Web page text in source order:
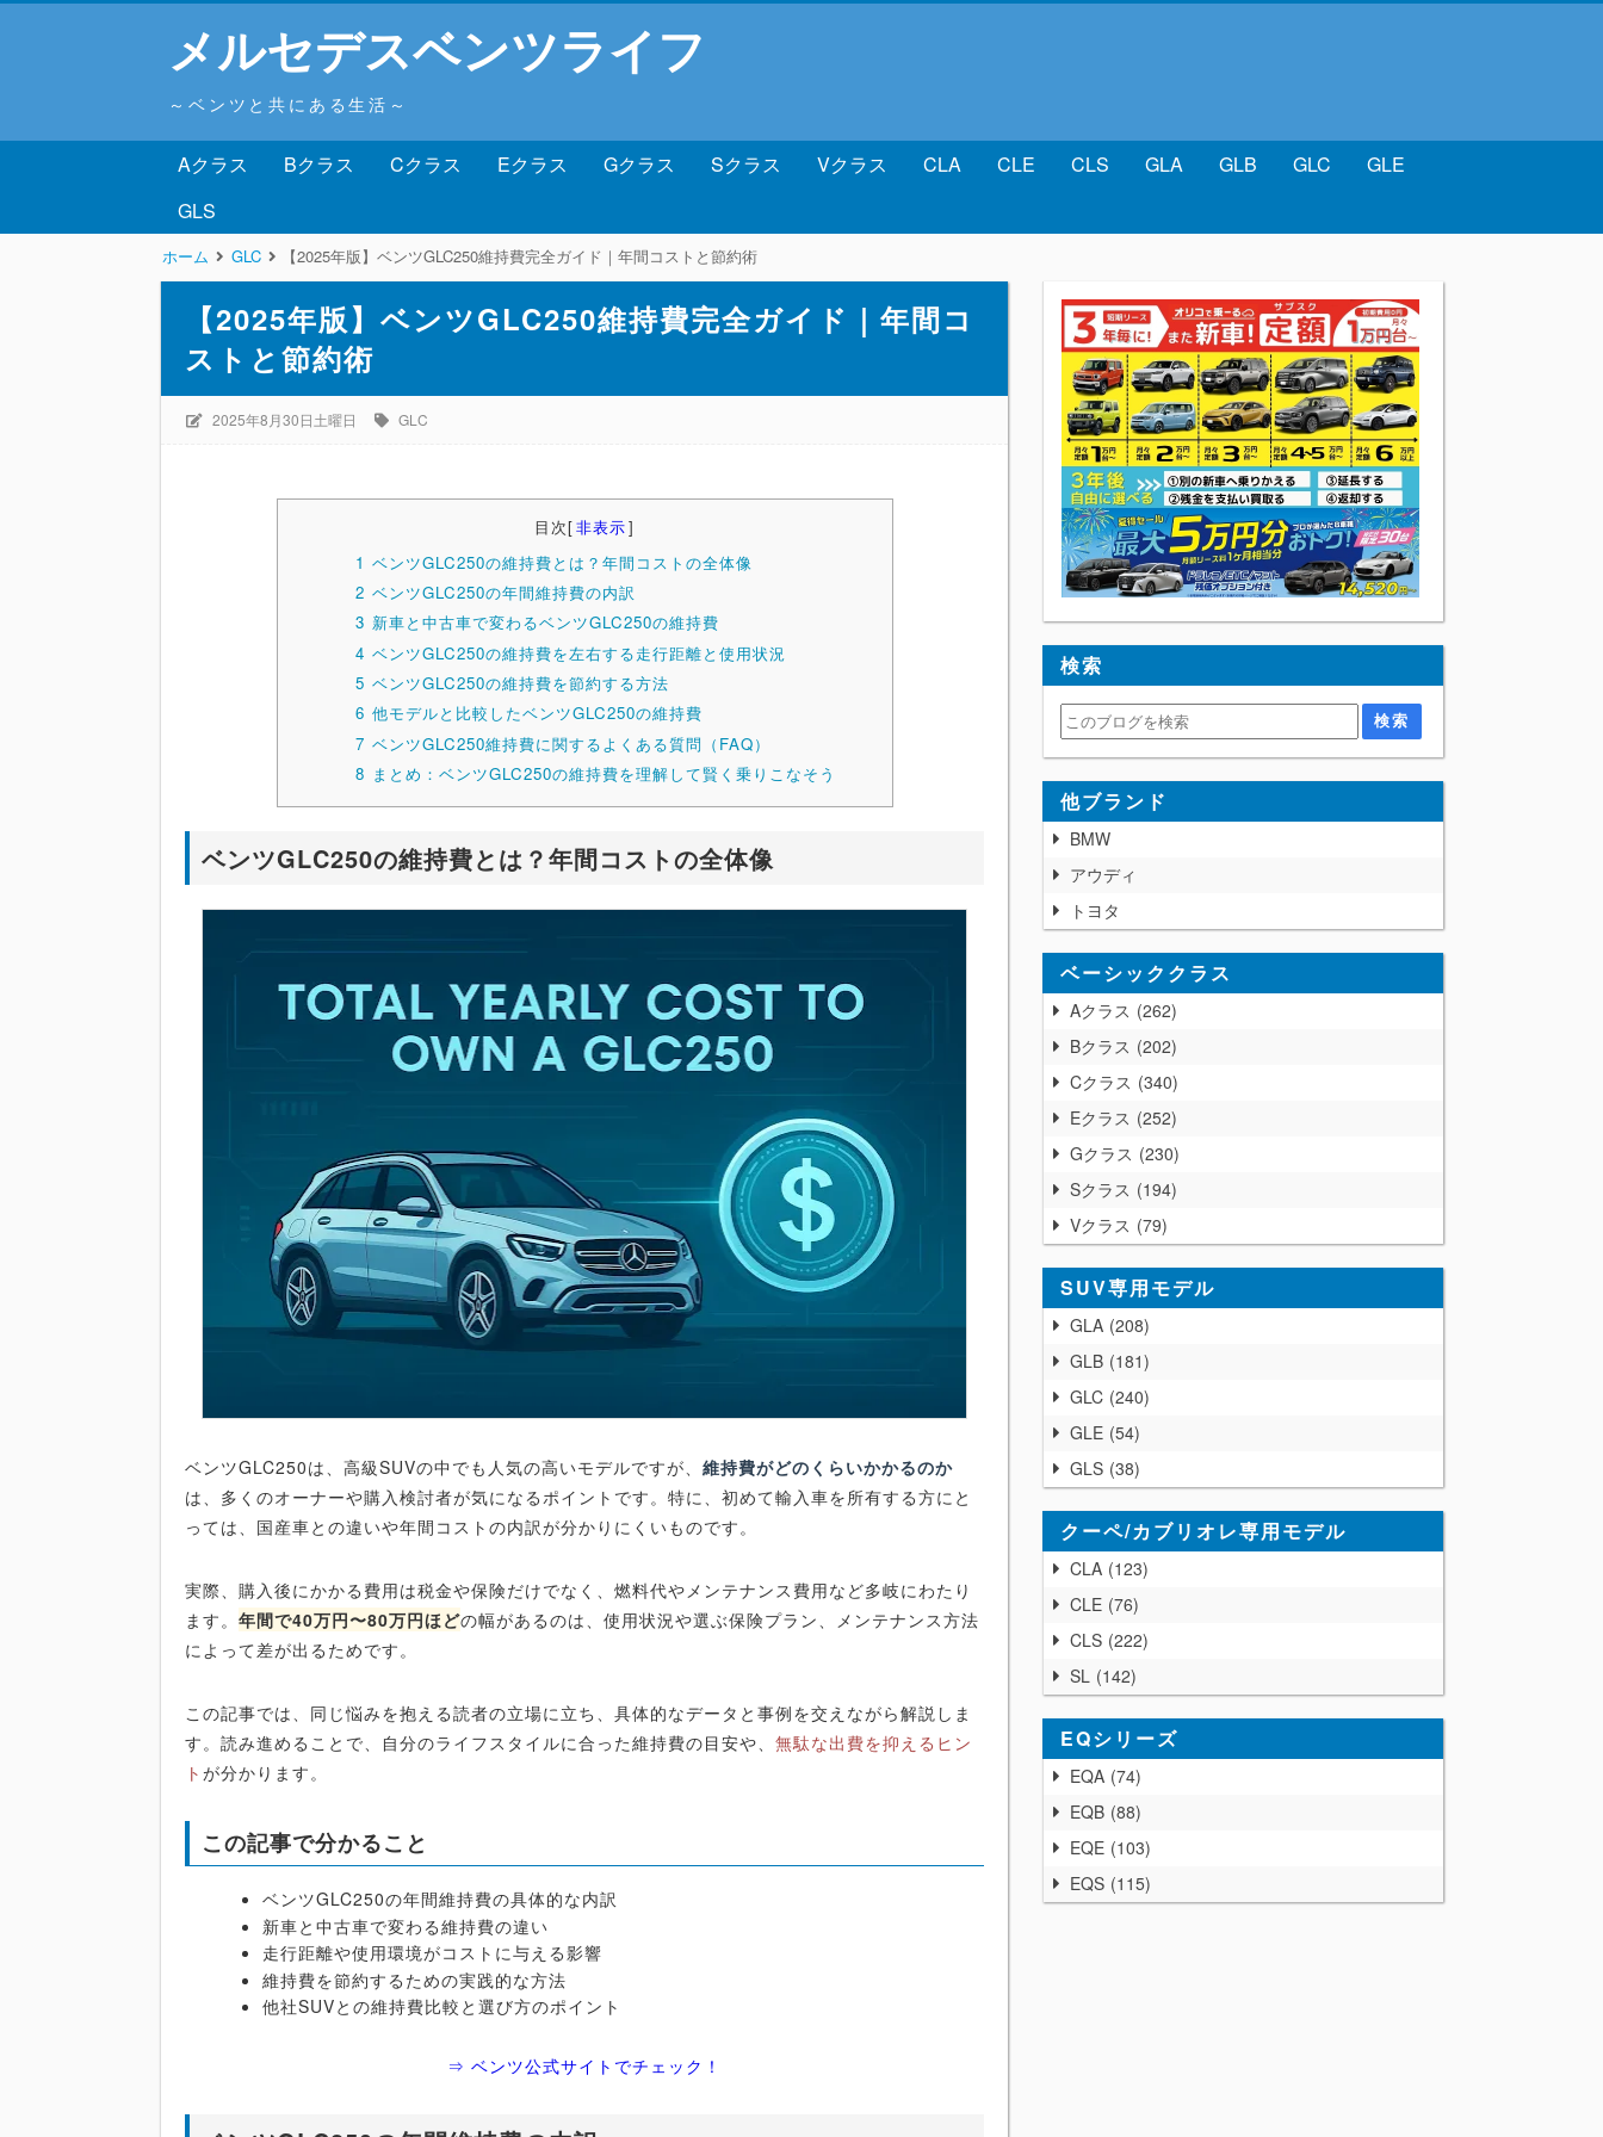
メルセデスベンツライフ
～ベンツと共にある生活～
Aクラス Bクラス Cクラス Eクラス Gクラス Sクラス Vクラス CLA CLE CLS GLA GLB GLC
GLE
GLS
ホーム GLC 【2025年版】ベンツGLC250維持費完全ガイド｜年間コストと節約術
【2025年版】ベンツGLC250維持費完全ガイド｜年間コ
ストと節約術
2025年8月30日土曜日 GLC
目次[非表示]
1 ベンツGLC250の維持費とは？年間コストの全体像
2 ベンツGLC250の年間維持費の内訳
3 新車と中古車で変わるベンツGLC250の維持費
4 ベンツGLC250の維持費を左右する走行距離と使用状況
5 ベンツGLC250の維持費を節約する方法
6 他モデルと比較したベンツGLC250の維持費
7 ベンツGLC250維持費に関するよくある質問（FAQ）
8 まとめ：ベンツGLC250の維持費を理解して賢く乗りこなそう
ベンツGLC250の維持費とは？年間コストの全体像
ベンツGLC250は、高級SUVの中でも人気の高いモデルですが、維持費がどのくらいかかるのか
は、多くのオーナーや購入検討者が気になるポイントです。特に、初めて輸入車を所有する方にと
っては、国産車との違いや年間コストの内訳が分かりにくいものです。
実際、購入後にかかる費用は税金や保険だけでなく、燃料代やメンテナンス費用など多岐にわたり
ます。年間で40万円〜80万円ほどの幅があるのは、使用状況や選ぶ保険プラン、メンテナンス方法
によって差が出るためです。
この記事では、同じ悩みを抱える読者の立場に立ち、具体的なデータと事例を交えながら解説しま
す。読み進めることで、自分のライフスタイルに合った維持費の目安や、無駄な出費を抑えるヒン
トが分かります。
この記事で分かること
ベンツGLC250の年間維持費の具体的な内訳
新車と中古車で変わる維持費の違い
走行距離や使用環境がコストに与える影響
維持費を節約するための実践的な方法
他社SUVとの維持費比較と選び方のポイント
⇒ ベンツ公式サイトでチェック！
検索
他ブランド
BMW
アウディ
トヨタ
ベーシッククラス
Aクラス 262
Bクラス 202
Cクラス 340
Eクラス 252
Gクラス 230
Sクラス
194
Vクラス 79
SUV専用モデル
GLA 208
GLB 181
GLC 240
GLE 54
GLS 38
クーペ/カブリオレ専用モデル
CLA 123
CLE 76
CLS 222
SL 142
EQシリーズ
EQA 74
EQB 88
EQE 103
EQS 115